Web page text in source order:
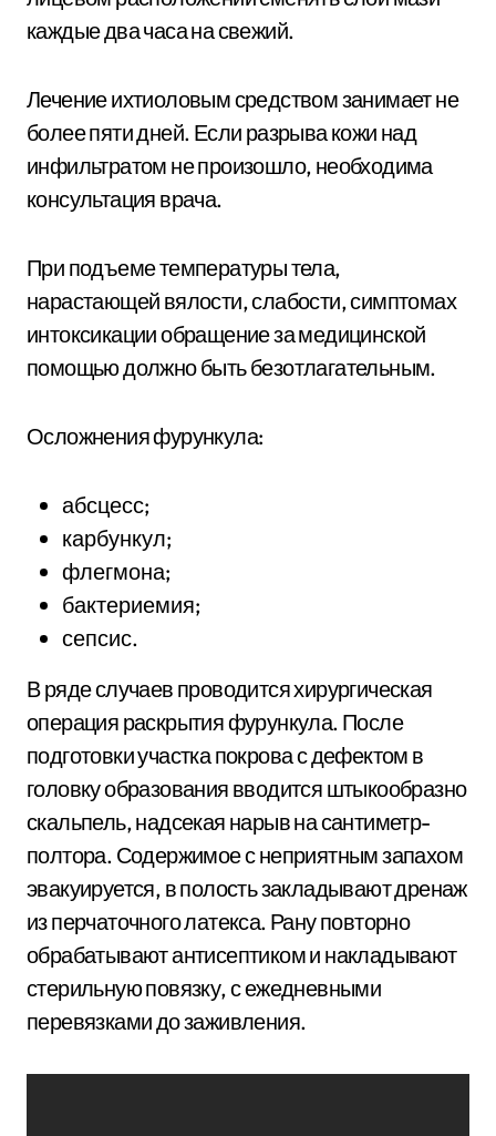
каждые два часа на свежий.
Лечение ихтиоловым средством занимает не
более пяти дней. Если разрыва кожи над
инфильтратом не произошло, необходима
консультация врача.
При подъеме температуры тела,
нарастающей вялости, слабости, симптомах
интоксикации обращение за медицинской
помощью должно быть безотлагательным.
Осложнения фурункула:
абсцесс;
карбункул;
флегмона;
бактериемия;
сепсис.
В ряде случаев проводится хирургическая
операция раскрытия фурункула. После
подготовки участка покрова с дефектом в
головку образования вводится штыкообразно
скальпель, надсекая нарыв на сантиметр-
полтора. Содержимое с неприятным запахом
эвакуируется, в полость закладывают дренаж
из перчаточного латекса. Рану повторно
обрабатывают антисептиком и накладывают
стерильную повязку, с ежедневными
перевязками до заживления.